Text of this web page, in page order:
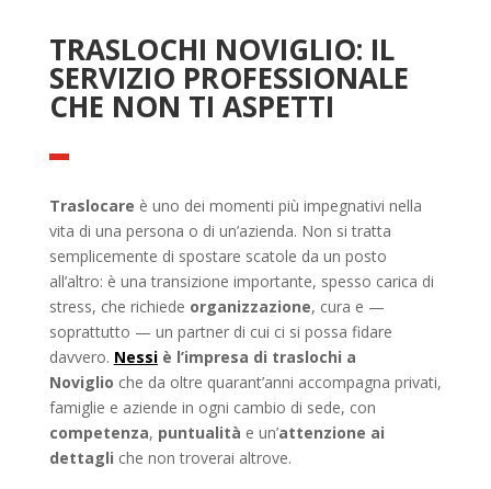
TRASLOCHI NOVIGLIO: IL
SERVIZIO PROFESSIONALE
CHE NON TI ASPETTI
Traslocare è uno dei momenti più impegnativi nella
vita di una persona o di un’azienda. Non si tratta
semplicemente di spostare scatole da un posto
all’altro: è una transizione importante, spesso carica di
stress, che richiede organizzazione, cura e —
soprattutto — un partner di cui ci si possa fidare
davvero. Nessiè l’impresa di traslochi a
Noviglio che da oltre quarant’anni accompagna privati,
famiglie e aziende in ogni cambio di sede, con
competenza, puntualità e un’attenzione ai
dettagli che non troverai altrove.